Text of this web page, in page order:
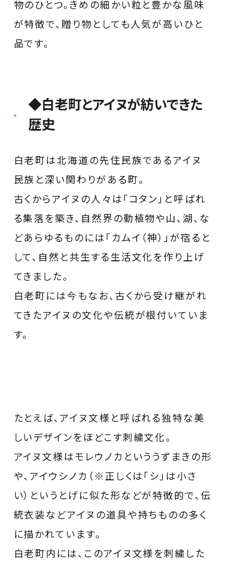
物のひとつ。きめの細かい粒と豊かな風味
が特徴で、贈り物としても人気が高いひと
品です。
◆白老町とアイヌが紡いできた
歴史
白老町は北海道の先住民族であるアイヌ
民族と深い関わりがある町。
古くからアイヌの人々は「コタン」と呼ばれ
る集落を築き、自然界の動植物や山、湖、な
どあらゆるものには「カムイ（神）」が宿ると
して、自然と共生する生活文化を作り上げ
てきました。
白老町には今もなお、古くから受け継がれ
てきたアイヌの文化や伝統が根付いていま
す。
たとえば、アイヌ文様と呼ばれる独特な美
しいデザインをほどこす刺繍文化。
アイヌ文様はモレウノカといううずまきの形
や、アイウシノカ（※正しくは「シ」は小さ
い）というとげに似た形などが特徴的で、伝
統衣装などアイヌの道具や持ちものの多く
に描かれています。
白老町内には、このアイヌ文様を刺繍した